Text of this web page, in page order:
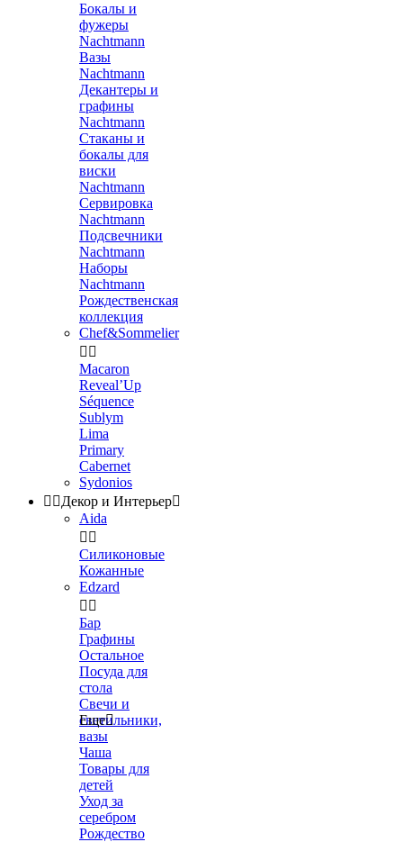
Бокалы и
фужеры
Nachtmann
Вазы
Nachtmann
Декантеры и
графины
Nachtmann
Стаканы и
бокалы для
виски
Nachtmann
Сервировка
Nachtmann
Подсвечники
Nachtmann
Наборы
Nachtmann
Рождественская
коллекция
Chef&Sommelier
 
Macaron
Reveal’Up
Séquence
Sublym
Lima
Primary
Cabernet
Sydonios
 Декор и Интерьер
Aida
 
Силиконовые
Кожанные
Edzard
 
Бар
Графины
Остальное
Посуда для
стола
Свечи и
светильники,
вазы
Чаша
Товары для
детей
Уход за
серебром
Рождество
Еще